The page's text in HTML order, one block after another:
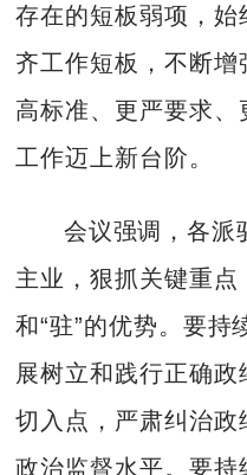
存在的短板弱项，始
齐工作短板，不断增
高标准、更严要求、
工作迈上新台阶。
会议强调，各派
主业，狠抓关键重点
和“驻”的优势。要持
展树立和践行正确
切入点，严肃纠治政
政治监督水平。要持